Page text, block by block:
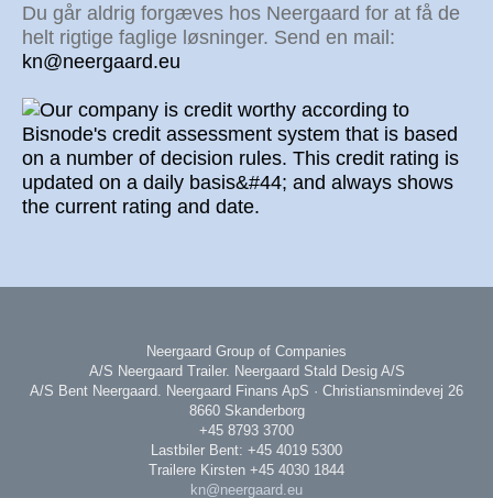
Du går aldrig forgæves hos Neergaard for at få de
helt rigtige faglige løsninger. Send en mail:
kn@neergaard.eu
Neergaard Group of Companies
A/S Neergaard Trailer. Neergaard Stald Desig A/S
A/S Bent Neergaard. Neergaard Finans ApS · Christiansmindevej 26
8660 Skanderborg
+45 8793 3700
Lastbiler Bent: +45 4019 5300
Trailere Kirsten +45 4030 1844
kn@neergaard.eu